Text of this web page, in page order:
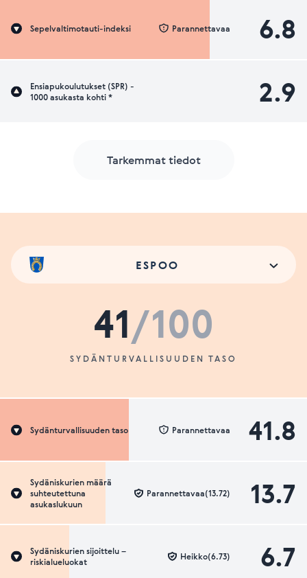
Sepelvaltimotauti-indeksi 6.8
Parannettavaa
Ensiapukoulutukset (SPR) -
1000 asukasta kohti *
2.9
Tarkemmat tiedot
ESPOO
41/100
SYDÄNTURVALLISUUDEN TASO
Sydänturvallisuuden taso 41.8
Parannettavaa
Sydäniskurien määrä
suhteutettuna
asukaslukuun
13.7
Parannettavaa(13.72)
Sydäniskurien sijoittelu –
riskialueluokat
6.7
Heikko(6.73)